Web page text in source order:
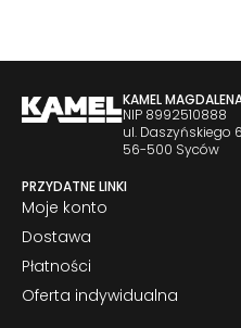
KAMEL
NIP 8992510888
ul. Daszyńskiego 6
56-500 Syców
PRZYDATNE LINKI
Moje konto
Dostawa
Płatności
Oferta indywidualna